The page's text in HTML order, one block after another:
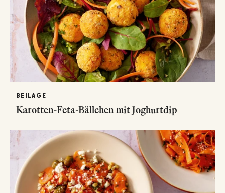
BEILAGE
Karotten-Feta-Bällchen mit Joghurtdip